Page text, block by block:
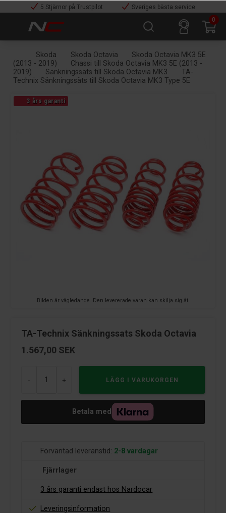
5 Stjärnor på Trustpilot
Sveriges bästa service
0
Skoda Skoda Octavia
Skoda Octavia MK3 5E
(2013 - 2019)
Chassi till Skoda Octavia MK3 5E (2013 -
2019)
Sänkningssäts till Skoda Octavia MK3
TA-
Technix Sänkningssäts till Skoda Octavia MK3 Type 5E
Bilden är vägledande. Den levererade varan kan skilja sig åt.
3 års garanti
TA-Technix Sänkningssats Skoda Octavia
1.567,00 SEK
- +
Betala med
Förväntad leveranstid: 2-8 vardagar
Fjärrlager
3 års garanti endast hos Nardocar
Leveringsinformation